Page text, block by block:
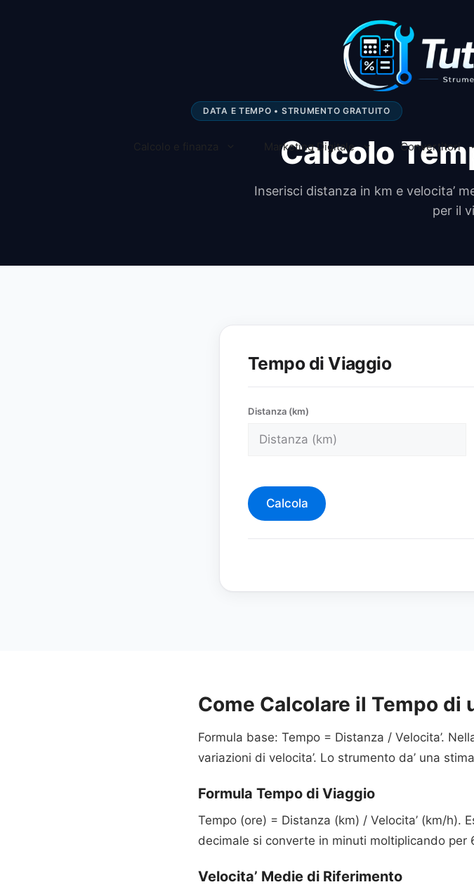
Calcolo e finanza Marketing Digitale Convertitori
DATA E TEMPO • STRUMENTO GRATUITO
Calcolo
Inserisci distanza in km e velocita’
per il
Tempo di Viaggio
Distanza (km)
Calcola
Come Calcolare il Tempo di
Formula base: Tempo = Distanza / Velocita’.
variazioni di velocita’. Lo strumento da’ una
Formula Tempo di Viaggio
Tempo (ore) = Distanza (km) / Velocita’ (km/h).
decimale si converte in minuti moltiplicando per
Velocita’ Medie di Riferimento